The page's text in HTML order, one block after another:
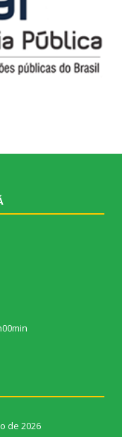
de 2026